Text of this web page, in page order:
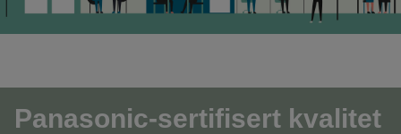
Panasonic-sertifisert kvalitet